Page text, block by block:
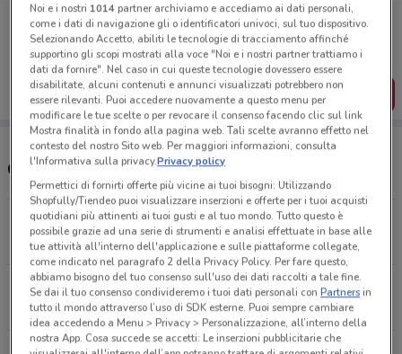
Porta DoveConviene sempre con te!
Puoi trovare le migliori offerte dei negozi vicino a te,
salvarle e creare la tua lista del risparmio, comodamente
dal tuo cellulare.
SCARICA L’APP
Orari e Negozi Todis
Piazzale Delle Medaglie D’Oro, 58 Roma
1.2 km
APERTO
Via Trionfale 7110 Roma
1.4 km
APERTO
Noi e i nostri 1014partner archiviamo e accediamo ai dati personali,
come i dati di navigazione gli o identificatori univoci, sul tuo dispositivo.
Selezionando Accetto, abiliti le tecnologie di tracciamento affinché
supportino gli scopi mostrati alla voce "Noi e i nostri partner trattiamo i
dati da fornire". Nel caso in cui queste tecnologie dovessero essere
disabilitate, alcuni contenuti e annunci visualizzati potrebbero non
essere rilevanti. Puoi accedere nuovamente a questo menu per
modificare le tue scelte o per revocare il consenso facendo clic sul link
Mostra finalità in fondo alla pagina web. Tali scelte avranno effetto nel
contesto del nostro Sito web. Per maggiori informazioni, consulta
l'Informativa sulla privacy.Privacy policy
Permettici di fornirti offerte più vicine ai tuoi bisogni: Utilizzando
Shopfully/Tiendeo puoi visualizzare inserzioni e offerte per i tuoi acquisti
quotidiani più attinenti ai tuoi gusti e al tuo mondo. Tutto questo è
possibile grazie ad una serie di strumenti e analisi effettuate in base alle
tue attività all'interno dell'applicazione e sulle piattaforme collegate,
come indicato nel paragrafo 2 della Privacy Policy. Per fare questo,
abbiamo bisogno del tuo consenso sull'uso dei dati raccolti a tale fine.
Se dai il tuo consenso condivideremo i tuoi dati personali conPartnersin
tutto il mondo attraverso l’uso di SDK esterne. Puoi sempre cambiare
idea accedendo a Menu > Privacy > Personalizzazione, all’interno della
nostra App. Cosa succede se accetti: Le inserzioni pubblicitarie che